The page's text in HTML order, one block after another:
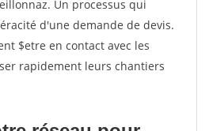
Un processus qui
d'une demande de devis.
$etre en contact avec les
rapidement leurs chantiers